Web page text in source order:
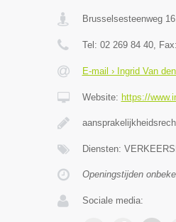
Brusselsesteenweg
Tel: 02 269 84 40, Fax:
E-mail › Ingrid Van
Website: https://
Diensten:
Openingstijden
Sociale media: